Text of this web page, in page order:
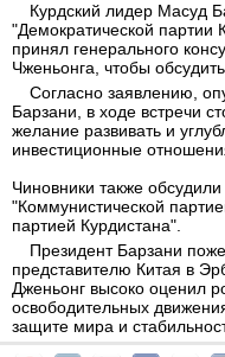
Курдский лидер Масуд
"Демократической партии
принял генерального
Чженьонга, чтобы
Согласно заявлению,
Барзани, в ходе встречи
желание развивать и
инвестиционные
Чиновники также
"Коммунистической
партией Курдистана".
Президент Барзани
представителю Китая в
Дженьонг высоко оценил
освободительных
защите мира и